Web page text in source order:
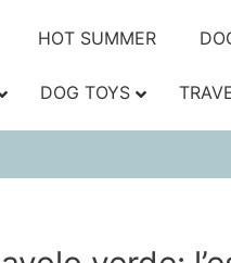
HOT SUMMER
DOG TOYS